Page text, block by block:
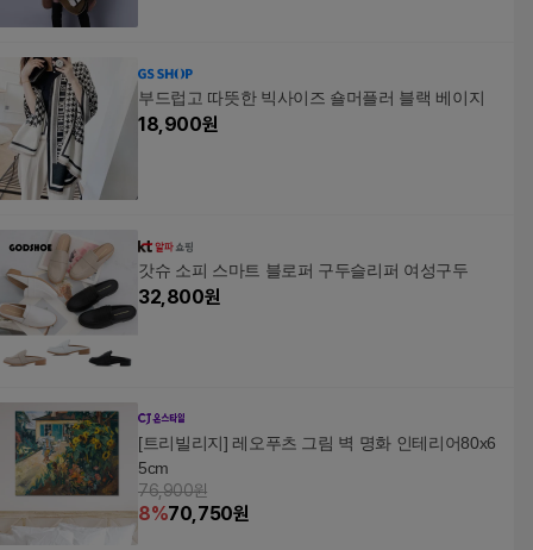
부드럽고 따뜻한 빅사이즈 숄머플러 블랙 베이지
18,900원
갓슈 소피 스마트 블로퍼 구두슬리퍼 여성구두
32,800원
[트리빌리지] 레오푸츠 그림 벽 명화 인테리어80x6
5cm
76,900원
8%70,750원